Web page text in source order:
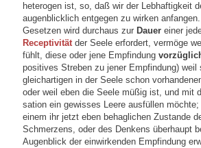
heterogen ist, so, daß wir der Lebhaftigkeit
augenblicklich entgegen zu wirken
Gesetzen wird durchaus zur Dauer einer
Receptivitätder Seele erfordert, vermöge
fühlt, diese oder jene Empfindung
positives Streben zu jener Empfindung) weil
gleichartigen in der Seele schon
oder weil eben die Seele müßig ist, und mit
sation ein gewisses Leere ausfüllen
einem ihr jetzt eben behaglichen Zustande
Schmerzens, oder des Denkens überhaupt
Augenblick der einwirkenden Empfindung